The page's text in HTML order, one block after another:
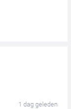
1 dag geleden